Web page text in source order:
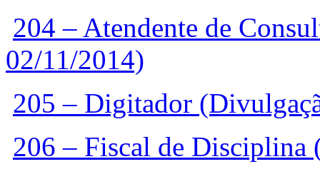
204 – Atendente de
02/11/2014)
205 – Digitador
206 – Fiscal de Disciplina